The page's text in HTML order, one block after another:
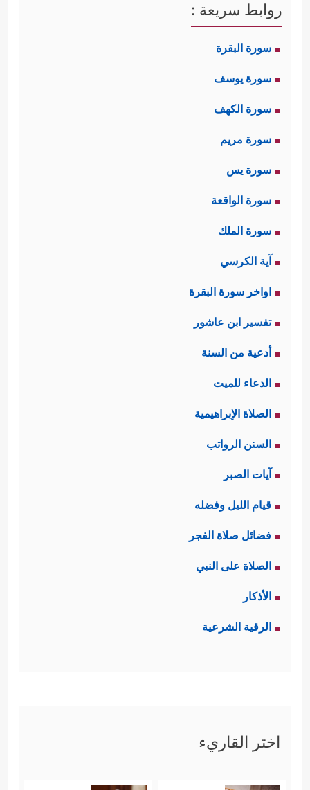
روابط سريعة :
سورة البقرة
سورة يوسف
سورة الكهف
سورة مريم
سورة يس
سورة الواقعة
سورة الملك
آية الكرسي
اواخر سورة البقرة
تفسير ابن عاشور
أدعية من السنة
الدعاء للميت
الصلاة الإبراهيمية
السنن الرواتب
آيات الصبر
قيام الليل وفضله
فضائل صلاة الفجر
الصلاة على النبي
الأذكار
الرقية الشرعية
اختر القاريء